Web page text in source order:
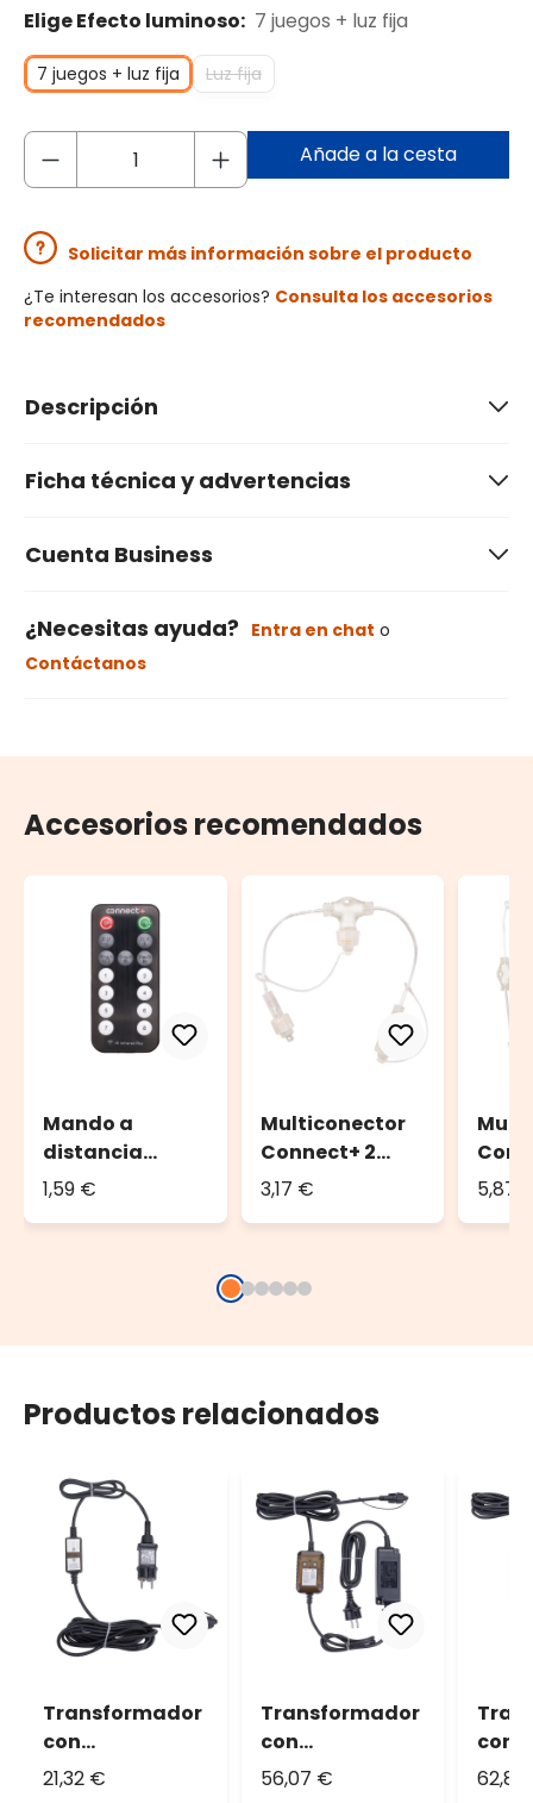
Elige Efecto luminoso: 7 juegos + luz fija
7 juegos + luz fija Luz fija
Añade a la cesta
Solicitar más información sobre el producto
¿Te interesan los accesorios? Consulta los accesorios
recomendados
Descripción
Ficha técnica y advertencias
Cuenta Business
¿Necesitas ayuda? Entra en chat o
Contáctanos
Accesorios recomendados
Mando a
distancia
Connect+ 15
1,59 €
Multiconector
Connect+ 2
salidas, cable
3,17 € 5,87
Productos relacionados
Transformador
con
Controlador
21,32 €
Transformador
con
Controlador
56,07 €
con